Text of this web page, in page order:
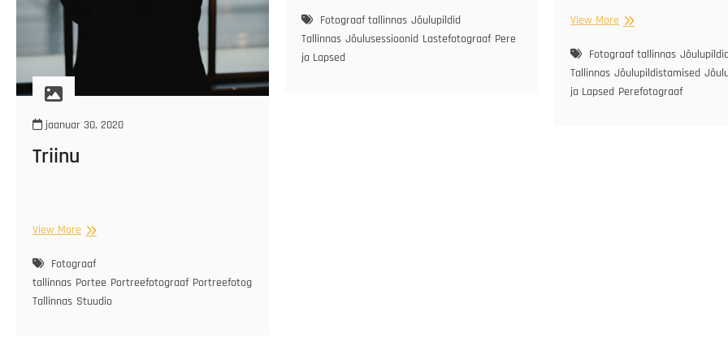
jaanuar 30, 2020
Triinu
View More Triinu
Fotograaf
tallinnas Portee Portreefotograaf Portreefotograaf
Tallinnas Stuudio
Fotograaf tallinnas Jõulupildid
Tallinnas Jõulusessioonid Lastefotograaf Pere
ja Lapsed
View More Hanna-
pere
Fotograaf tallinnas
Tallinnas Jõulupildistamised
ja Lapsed Perefotograaf